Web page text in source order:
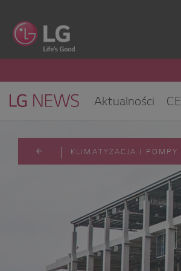
Aktualności
KLIMATYZACJA I POMPY